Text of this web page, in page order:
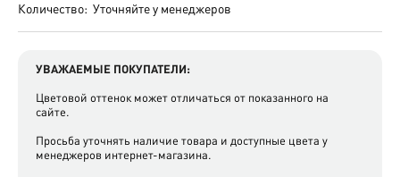
Количество: Уточняйте у менеджеров
УВАЖАЕМЫЕ ПОКУПАТЕЛИ:
Цветовой оттенок может отличаться от показанного на
сайте.
Просьба уточнять наличие товара и доступные цвета у
менеджеров интернет-магазина.